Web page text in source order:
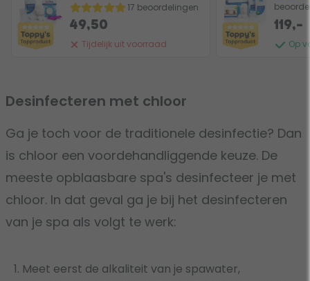
17 beoordelingen
Tijdelijk uit voorraad
49,50
Op
119,-
Desinfecteren met chloor
Ga je toch voor de traditionele desinfectie? Dan
is chloor een voordehandliggende keuze. De
meeste opblaasbare spa's desinfecteer je met
chloor. In dat geval ga je bij het desinfecteren
van je spa als volgt te werk:
Meet eerst de alkaliteit van je spawater,